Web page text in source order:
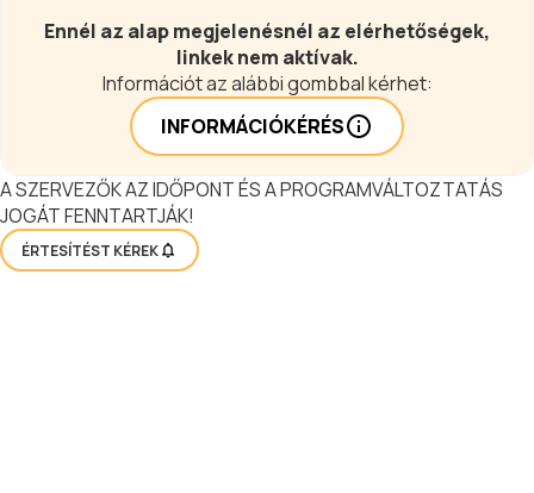
Ennél az alap megjelenésnél az elérhetőségek,
linkek nem aktívak.
Információt az alábbi gombbal kérhet:
INFORMÁCIÓKÉRÉS
A SZERVEZŐK AZ IDŐPONT ÉS A PROGRAMVÁLTOZTATÁS
JOGÁT FENNTARTJÁK!
ÉRTESÍTÉST KÉREK